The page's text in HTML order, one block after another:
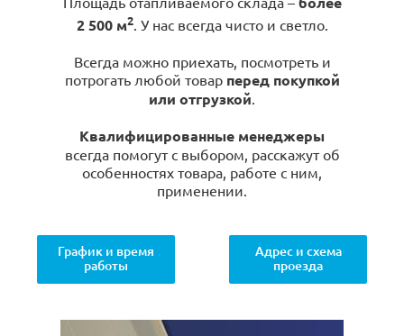
2 500 м2. У нас всегда чисто и светло.
Всегда можно приехать, посмотреть и
потрогать любой товар перед покупкой
или отгрузкой.
Квалифицированные менеджеры
всегда помогут с выбором, расскажут об
особенностях товара, работе с ним,
применении.
График и время
работы
Адрес и схема
проезда